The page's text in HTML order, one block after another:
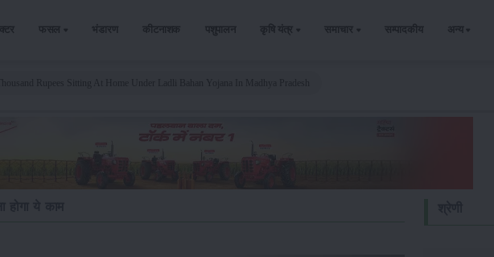
फसल भंडारण कीटनाशक पशुपालन कृषि यंत्र समाचार सम्पादकीय अन्य